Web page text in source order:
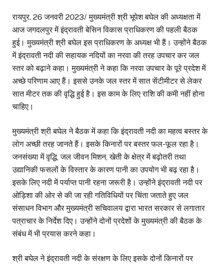
रायपुर. 26 जनवरी 2023/ मुख्यमंत्री श्री भूपेश बघेल की अध्यक्षता में
आज जगदलपुर में इंद्रावती बेसिन विकास प्राधिकरण की पहली बैठक
हुई। मुख्यमंत्री श्री बघेल इस प्राधिकरण के अध्यक्ष भी हैं। उन्होंने बैठक
में इंद्रावती नदी की सहायक नदियों का नरवा की तरह उपचार कर जल
स्तर को बढ़ाने कहा। मुख्यमंत्री ने कहा कि नरवा उपचार के पूरे प्रदेश में
अच्छे परिणाम आए हैं। इससे उनके जल स्तर में सात सेंटीमीटर से लेकर
सात मीटर तक की वृद्धि हुई है। इस काम के लिए राशि की कमी नहीं होना
चाहिए।
मुख्यमंत्री श्री बघेल ने बैठक में कहा कि इंद्रावती नदी का महत्व बस्तर के
लोग अच्छी तरह जानते हैं। इसके किनारों पर बस्तर फल-फूल रहा है।
जनसंख्या में वृद्धि, जल जीवन मिशन, खेती के क्षेत्र में बढ़ोतरी तथा
उद्यानिकी फसलों के विस्तार के कारण पानी का उपयोग भी बढ़ रहा है।
इसके लिए नदी में पर्याप्त पानी रहना जरूरी है। उन्होंने इंद्रावती नदी पर
ओड़िशा की ओर से की जा रही गतिविधियों पर चिंता जताते हुए जल
संसाधन विभाग और मुख्यमंत्री सचिवालय द्वारा भारत सरकार से लगातार
पत्राचार के निर्देश दिए। उन्होंने दोनों प्रदेशों के मुख्यमंत्री की बैठक के
संबंध में भी प्रयास करने कहा।
श्री बघेल ने इंद्रावती नदी के संरक्षण के लिए इसके दोनों किनारों पर